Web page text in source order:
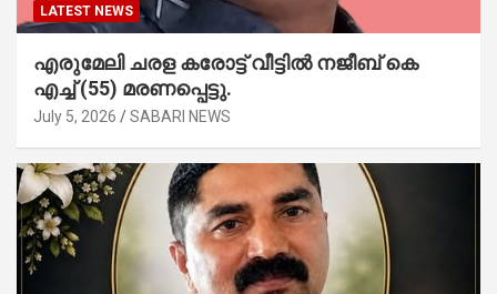
LATEST NEWS
എരുമേലി ചരള കരോട്ട് വീട്ടിൽ നജീബ് കെ
എച്ച് (55) മരണപ്പെട്ടു.
July 5, 2026 SABARI NEWS